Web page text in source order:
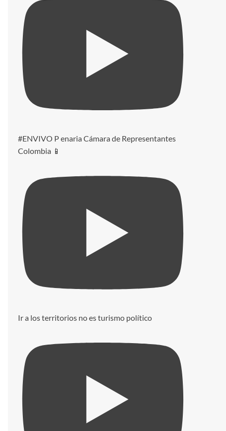
#ENVIVO P enaria Cámara de Representantes
Colombia 📱
Ir a los territorios no es turismo político